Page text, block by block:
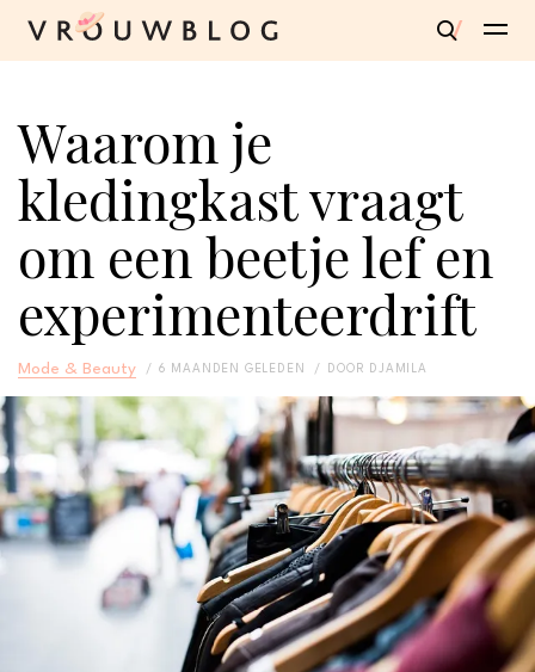
Waarom je
kledingkast vraagt
om een beetje lef en
experimenteerdrift
Mode & Beauty 6 MAANDEN GELEDEN DOOR DJAMILA